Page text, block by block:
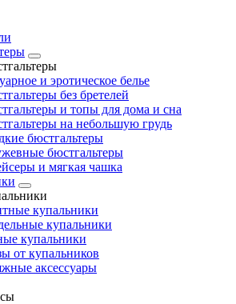
и эротическое белье
без бретелей
и топы для дома и сна
на небольшую грудь
бюстгальтеры
бюстгальтеры
и мягкая чашка
купальники
купальники
купальники
от купальников
аксессуары